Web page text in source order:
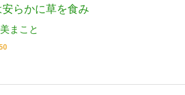
らかに草を食み
まこと